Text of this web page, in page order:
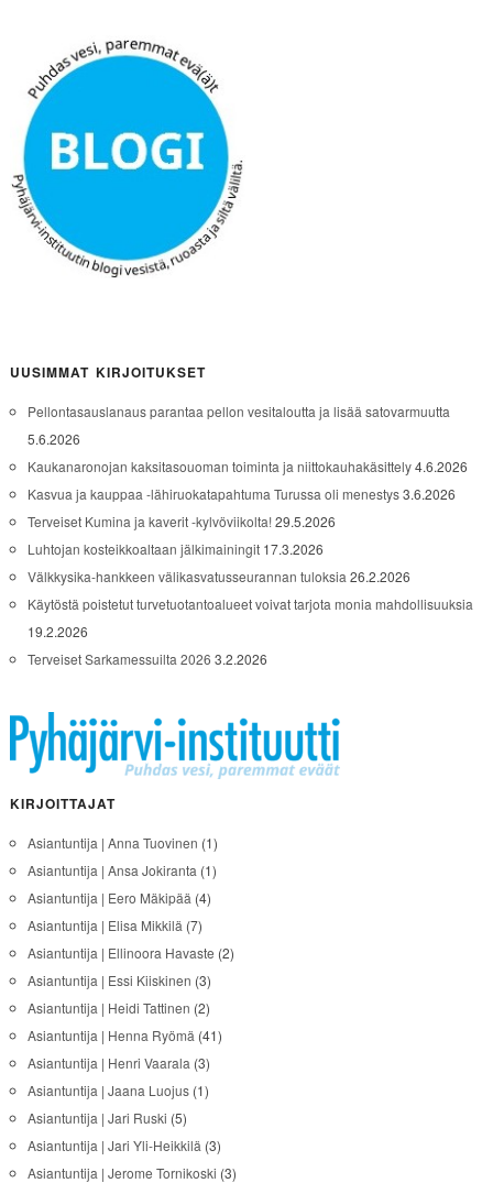
UUSIMMAT KIRJOITUKSET
Pellontasauslanaus parantaa pellon vesitaloutta ja lisää satovarmuutta
5.6.2026
Kaukanaronojan kaksitasouoman toiminta ja niittokauhakäsittely4.6.2026
Kasvua ja kauppaa -lähiruokatapahtuma Turussa oli menestys3.6.2026
Terveiset Kumina ja kaverit -kylvöviikolta!29.5.2026
Luhtojan kosteikkoaltaan jälkimainingit 17.3.2026
Välkkysika-hankkeen välikasvatusseurannan tuloksia 26.2.2026
Käytöstä poistetut turvetuotantoalueet voivat tarjota monia mahdollisuuksia
19.2.2026
Terveiset Sarkamessuilta 2026 3.2.2026
KIRJOITTAJAT
Asiantuntija | Anna Tuovinen (1)
Asiantuntija | Ansa Jokiranta (1)
Asiantuntija | Eero Mäkipää (4)
Asiantuntija | Elisa Mikkilä (7)
Asiantuntija | Ellinoora Havaste (2)
Asiantuntija | Essi Kiiskinen (3)
Asiantuntija | Heidi Tattinen (2)
Asiantuntija | Henna Ryömä (41)
Asiantuntija | Henri Vaarala (3)
Asiantuntija | Jaana Luojus(1)
Asiantuntija | Jari Ruski (5)
Asiantuntija | Jari Yli-Heikkilä (3)
Asiantuntija | Jerome Tornikoski (3)